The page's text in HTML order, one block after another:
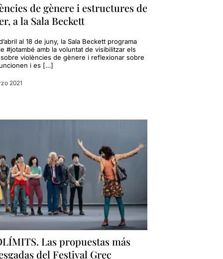
de gènere i estructures de
a la Sala Beckett
al 18 de juny, la Sala Beckett programa
#jotambé amb la voluntat de visibilitzar els
violències de gènere i reflexionar sobre
i es […]
2021
Las propuestas más
del Festival Grec